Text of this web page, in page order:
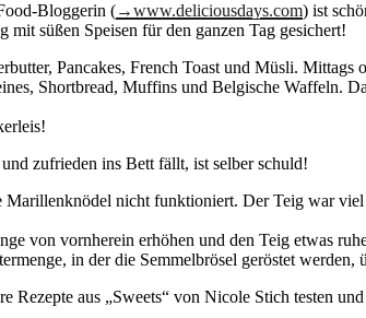
Bloggerin (→www.deliciousdays.com) ist
mit süßen Speisen für den ganzen Tag gesichert!
Pancakes, French Toast und Müsli.
Shortbread, Muffins und Belgische Waffeln.
zufrieden ins Bett fällt, ist selber schuld!
nicht funktioniert. Der Teig war
von vornherein erhöhen und den Teig etwas
in der die Semmelbrösel geröstet
Rezepte aus „Sweets“ von Nicole Stich testen